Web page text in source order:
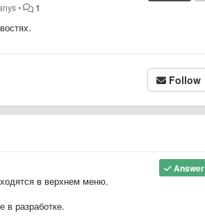
• 1
Follow
Answer
в верхнем меню.
в разработке.